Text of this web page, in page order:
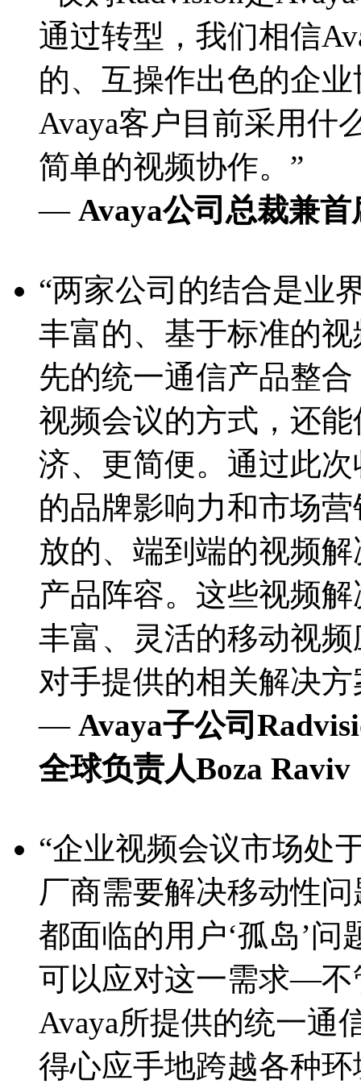
通过转型，我们相信
的、互操作出色的企
Avaya客户目前采用什
简单的视频协作。”
— Avaya公司总裁兼
“两家公司的结合是业
丰富的、基于标准的
先的统一通信产品整
视频会议的方式，还
济、更简便。通过此次
的品牌影响力和市场
放的、端到端的视频
产品阵容。这些视频
丰富、灵活的移动视
对手提供的相关解决方
— Avaya子公司
全球负责人Boza Raviv
“企业视频会议市场处
厂商需要解决移动性
都面临的用户‘孤岛’问
可以应对这一需求—不
Avaya所提供的统一通
得心应手地跨越各种